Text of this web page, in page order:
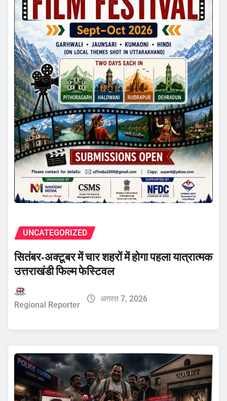
UNCATEGORIZED
सितंबर-अक्टूबर में चार शहरों में होगा पहला यात्रात्मक
उत्तराखंडी फिल्म फेस्टिवल
Regional Reporter
अगस्त 7, 2026